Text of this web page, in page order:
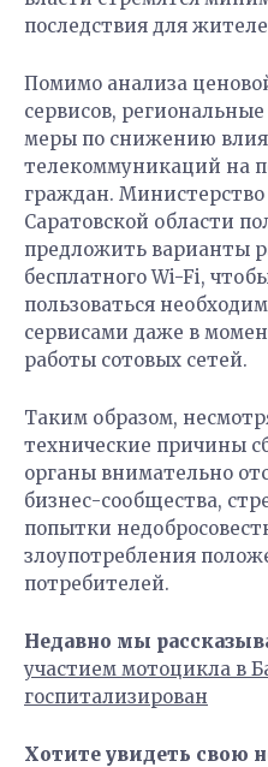
последствия для
Помимо анализа
сервисов,
меры по снижению
телекоммуникаций на
граждан.
Саратовской области
предложить варианты
бесплатного Wi-Fi,
пользоваться
сервисами даже в
работы сотовых сетей.
Таким образом,
технические причины
органы внимательно
бизнес-сообщества,
попытки
злоупотребления
потребителей.
Недавно мы
участием мотоцикла в
госпитализирован
Хотите увидеть свою